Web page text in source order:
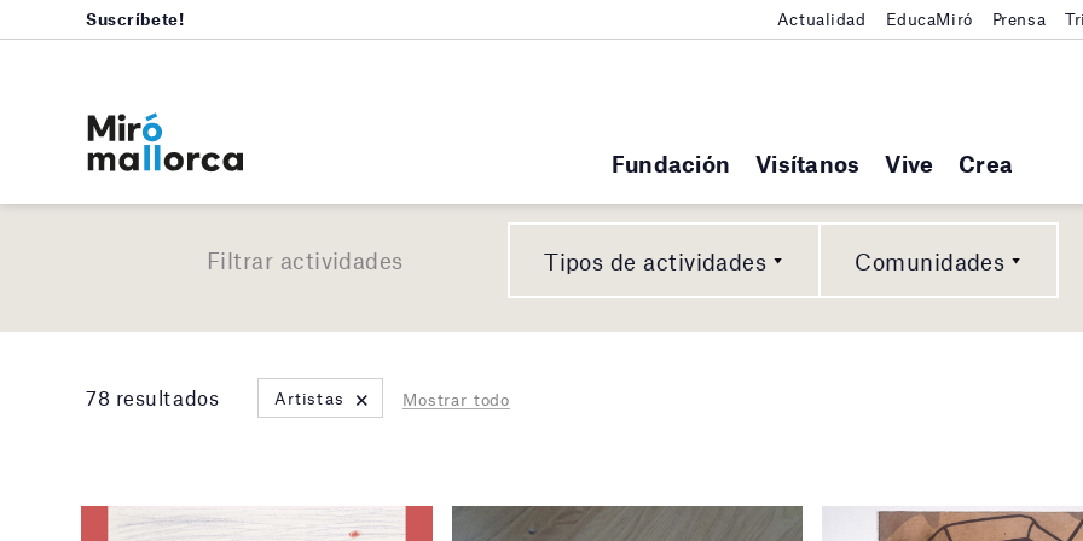
Fundación Visítanos Vive Crea
Suscríbete! Actualidad EducaMiró Prensa
Filtrar actividades Tipos de actividades Comunidades
78 resultados Artistas × Mostrar todo